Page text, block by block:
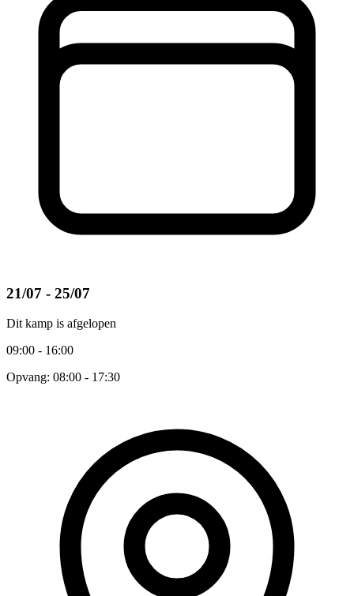
21/07 - 25/07
Dit kamp is afgelopen
09:00 - 16:00
Opvang: 08:00 - 17:30